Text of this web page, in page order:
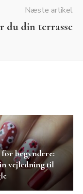
Næste artikel
du din terrasse
begyndere:
vejledning til